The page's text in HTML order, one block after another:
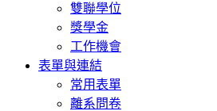
雙聯學位
獎學金
工作機會
表單與連結
常用表單
離系問卷